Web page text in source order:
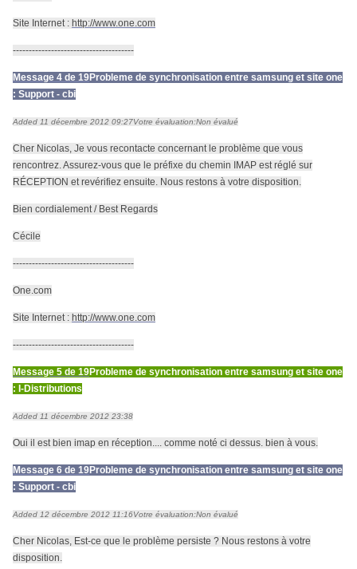
Site Internet : http://www.one.com
--------------------------------------
Message 4 de 19Probleme de synchronisation entre samsung et site one
: Support - cbi
Added 11 décembre 2012 09:27Votre évaluation:Non évalué
Cher Nicolas, Je vous recontacte concernant le problème que vous
rencontrez. Assurez-vous que le préfixe du chemin IMAP est réglé sur
RÉCEPTION et revérifiez ensuite. Nous restons à votre disposition.
Bien cordialement / Best Regards
Cécile
--------------------------------------
One.com
Site Internet : http://www.one.com
--------------------------------------
Message 5 de 19Probleme de synchronisation entre samsung et site one
: I-Distributions
Added 11 décembre 2012 23:38
Oui il est bien imap en réception.... comme noté ci dessus. bien à vous.
Message 6 de 19Probleme de synchronisation entre samsung et site one
: Support - cbi
Added 12 décembre 2012 11:16Votre évaluation:Non évalué
Cher Nicolas, Est-ce que le problème persiste ? Nous restons à votre
disposition.